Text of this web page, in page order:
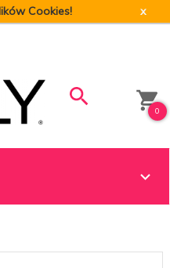
Cookies! x
0